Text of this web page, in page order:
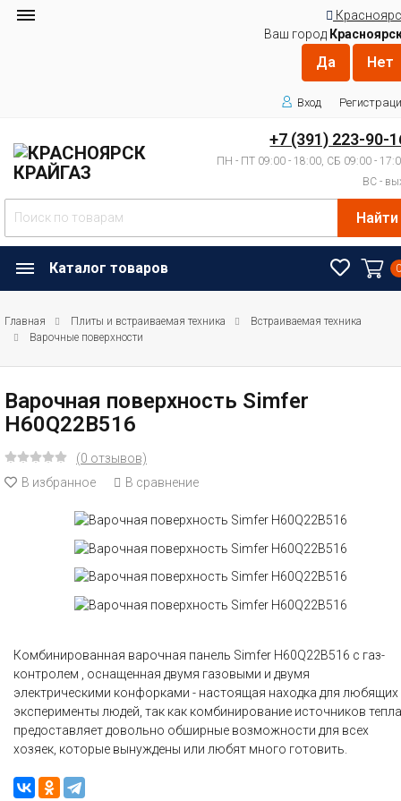
Ваш город
Вход
+7 (391) 223-90-
ПН - ПТ 09:00 - 18:00, СБ 09:00 -
ВС -
Найти
Каталог товаров
Главная Плиты и встраиваемая техника
Встраиваемая техника
Варочные поверхности
Варочная поверхность Simfer
H60Q22B516
(0 отзывов)
В избранное
В сравнение
Комбинированная варочная панель Simfer H60Q22B516 с газ-
контролем , оснащенная двумя газовыми и двумя
электрическими конфорками - настоящая находка для любящих
эксперименты людей, так как комбинирование источников тепла
предоставляет довольно обширные возможности для всех
хозяек, которые вынуждены или любят много готовить.